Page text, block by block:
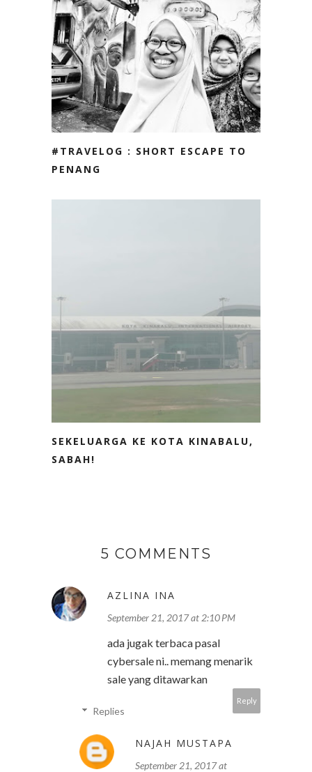
#TRAVELOG : SHORT ESCAPE TO
PENANG
SEKELUARGA KE KOTA KINABALU,
SABAH!
5 COMMENTS
AZLINA INA
September 21, 2017 at 2:10 PM
ada jugak terbaca pasal
cybersale ni.. memang menarik
sale yang ditawarkan
Reply
Replies
NAJAH MUSTAPA
September 21, 2017 at